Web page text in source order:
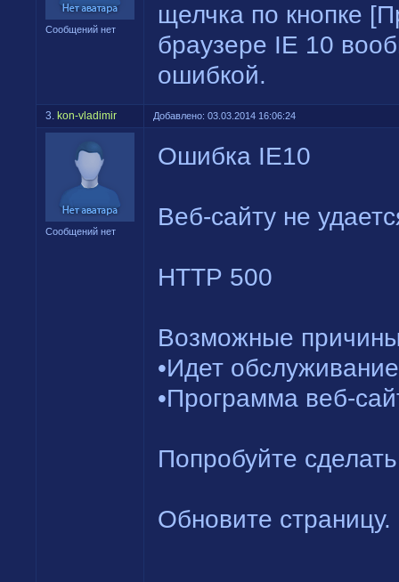
Сообщений нет
щелчка по кнопке
браузере IE 10
ошибкой.
3. kon-vladimir Добавлено: 03.03.2014 16:06:24
Сообщений нет
Ошибка IE10
Веб-сайту не
HTTP 500
Возможные
•Идет
•Программа веб-
Попробуйте
Обновите страницу.